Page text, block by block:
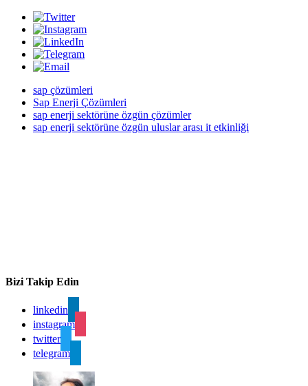
sap çözümleri
Sap Enerji Çözümleri
sap enerji sektörüne özgün çözümler
sap enerji sektörüne özgün uluslar arası it etkinliği
Bizi Takip Edin
linkedin
instagram
twitter
telegram